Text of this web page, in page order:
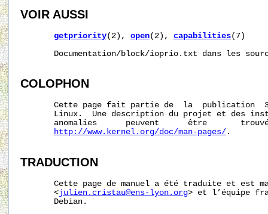
VOIR AUSSI
getpriority(2), open(2), capabilities(7)
Documentation/block/ioprio.txt dans les
COLOPHON
Cette page fait partie de  la  publication
Linux.  Une description du projet et des
anomalies      peuvent      être
http://www.kernel.org/doc/man-pages/ .
TRADUCTION
Cette page de manuel a été traduite et est
       <
julien.cristau@ens-lyon.org> et l’équipe
       Debian.